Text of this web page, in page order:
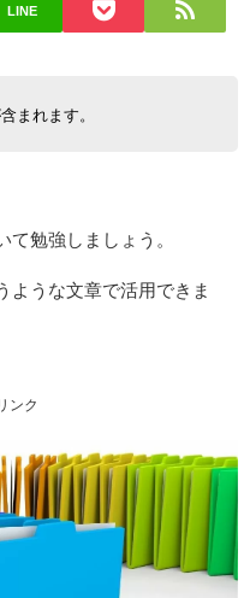
LINE
まれます。
勉強しましょう。
ような文章で活用できま
ンク